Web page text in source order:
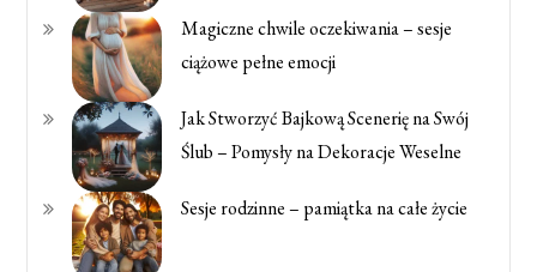
Magiczne chwile oczekiwania – sesje
ciążowe pełne emocji
Jak Stworzyć Bajkową Scenerię na Swój
Ślub – Pomysły na Dekoracje Weselne
Sesje rodzinne – pamiątka na całe życie